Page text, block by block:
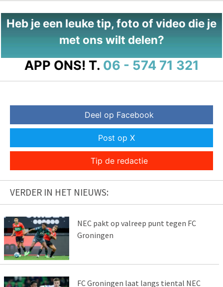
Heb je een leuke tip, foto of video die je
met ons wilt delen?
APP ONS! T. 06 - 574 71 321
Deel op Facebook
Post op X
Tip de redactie
VERDER IN HET NIEUWS:
NEC pakt op valreep punt tegen FC
Groningen
FC Groningen laat langs tiental NEC